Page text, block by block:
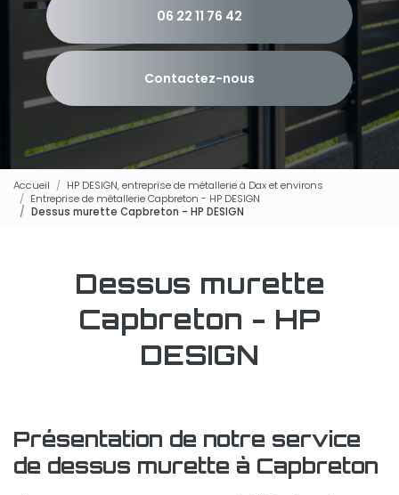
06 22 11 76 42
Contactez-nous
Accueil
HP DESIGN, entreprise de métallerie à Dax et environs
Entreprise de métallerie Capbreton - HP DESIGN
Dessus murette Capbreton - HP DESIGN
Dessus murette
Capbreton - HP
DESIGN
Présentation de notre service
de dessus murette à Capbreton